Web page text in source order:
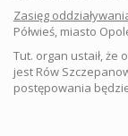
Zasięg
Półwieś, miasto
Tut. organ ustaił,
jest Rów
postępowania